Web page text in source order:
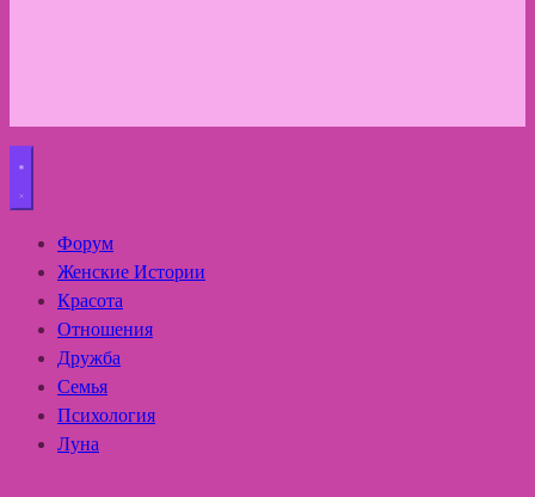
Форум
Женские Истории
Красота
Отношения
Дружба
Семья
Психология
Луна